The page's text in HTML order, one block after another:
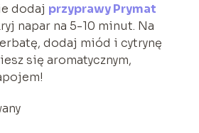
dodaj przyprawy Prymat
napar na 5-10 minut. Na
dodaj miód i cytrynę
się aromatycznym,